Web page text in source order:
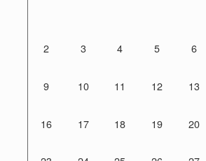
2 3 4 5 6
9 10 11 12 13
16 17 18 19 20